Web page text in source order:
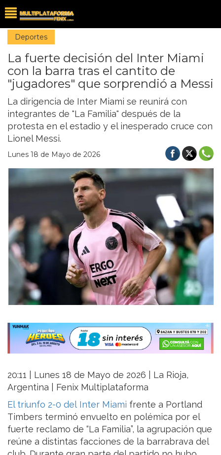
Deportes
La fuerte decisión del Inter Miami
con la barra tras el cantito de
"jugadores" que sorprendió a Messi
La dirigencia de Inter Miami se reunirá con
integrantes de "La Familia" después de la
protesta en el estadio y el inesperado cruce con
Lionel Messi.
Lunes 18 de Mayo de 2026
20:11 | Lunes 18 de Mayo de 2026 | La Rioja,
Argentina | Fenix Multiplataforma
El triunfo 2-0 del Inter Miami frente a Portland
Timbers terminó envuelto en polémica por el
fuerte reclamo de “La Familia”, la agrupación que
reúne a distintas facciones de la barrabrava del